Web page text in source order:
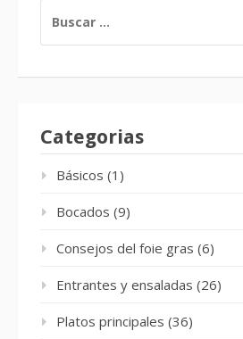
Categorias
Básicos (1)
Bocados (9)
Consejos del foie gras (6)
Entrantes y ensaladas (26)
Platos principales (36)